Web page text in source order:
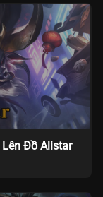
Đồ Alistar